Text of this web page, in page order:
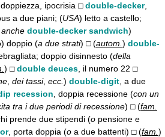
ipocrisia □double-decker,
a due piani; (USA) letto a castello;
anche double-decker sandwich)
doppio (a due strati) □ (autom. ) double-
doppio disinnesto (della
) □double deuces , il numero 22 □
dei tassi, ecc. ) double-digit , a due
recession , doppia recessione (con un
tra i due periodi di recessione) □ (fam.
prende due stipendi (o pensione e
, porta doppia (o a due battenti) □ (fam. )